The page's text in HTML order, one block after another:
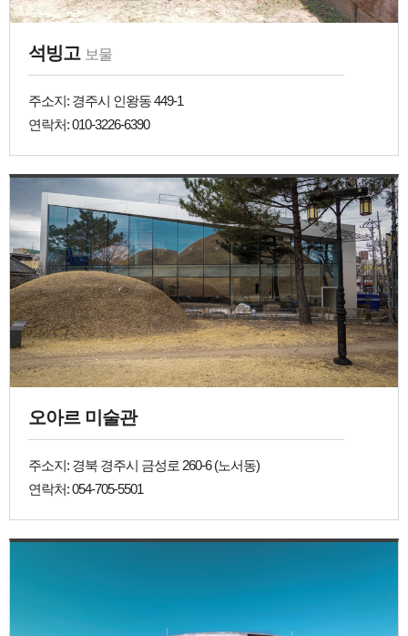
석빙고 보물
주소지: 경주시 인왕동 449-1
연락처: 010-3226-6390
오아르 미술관
주소지: 경북 경주시 금성로 260-6 (노서동)
연락처: 054-705-5501